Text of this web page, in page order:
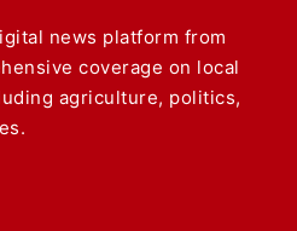
news platform from
coverage on local
agriculture, politics,